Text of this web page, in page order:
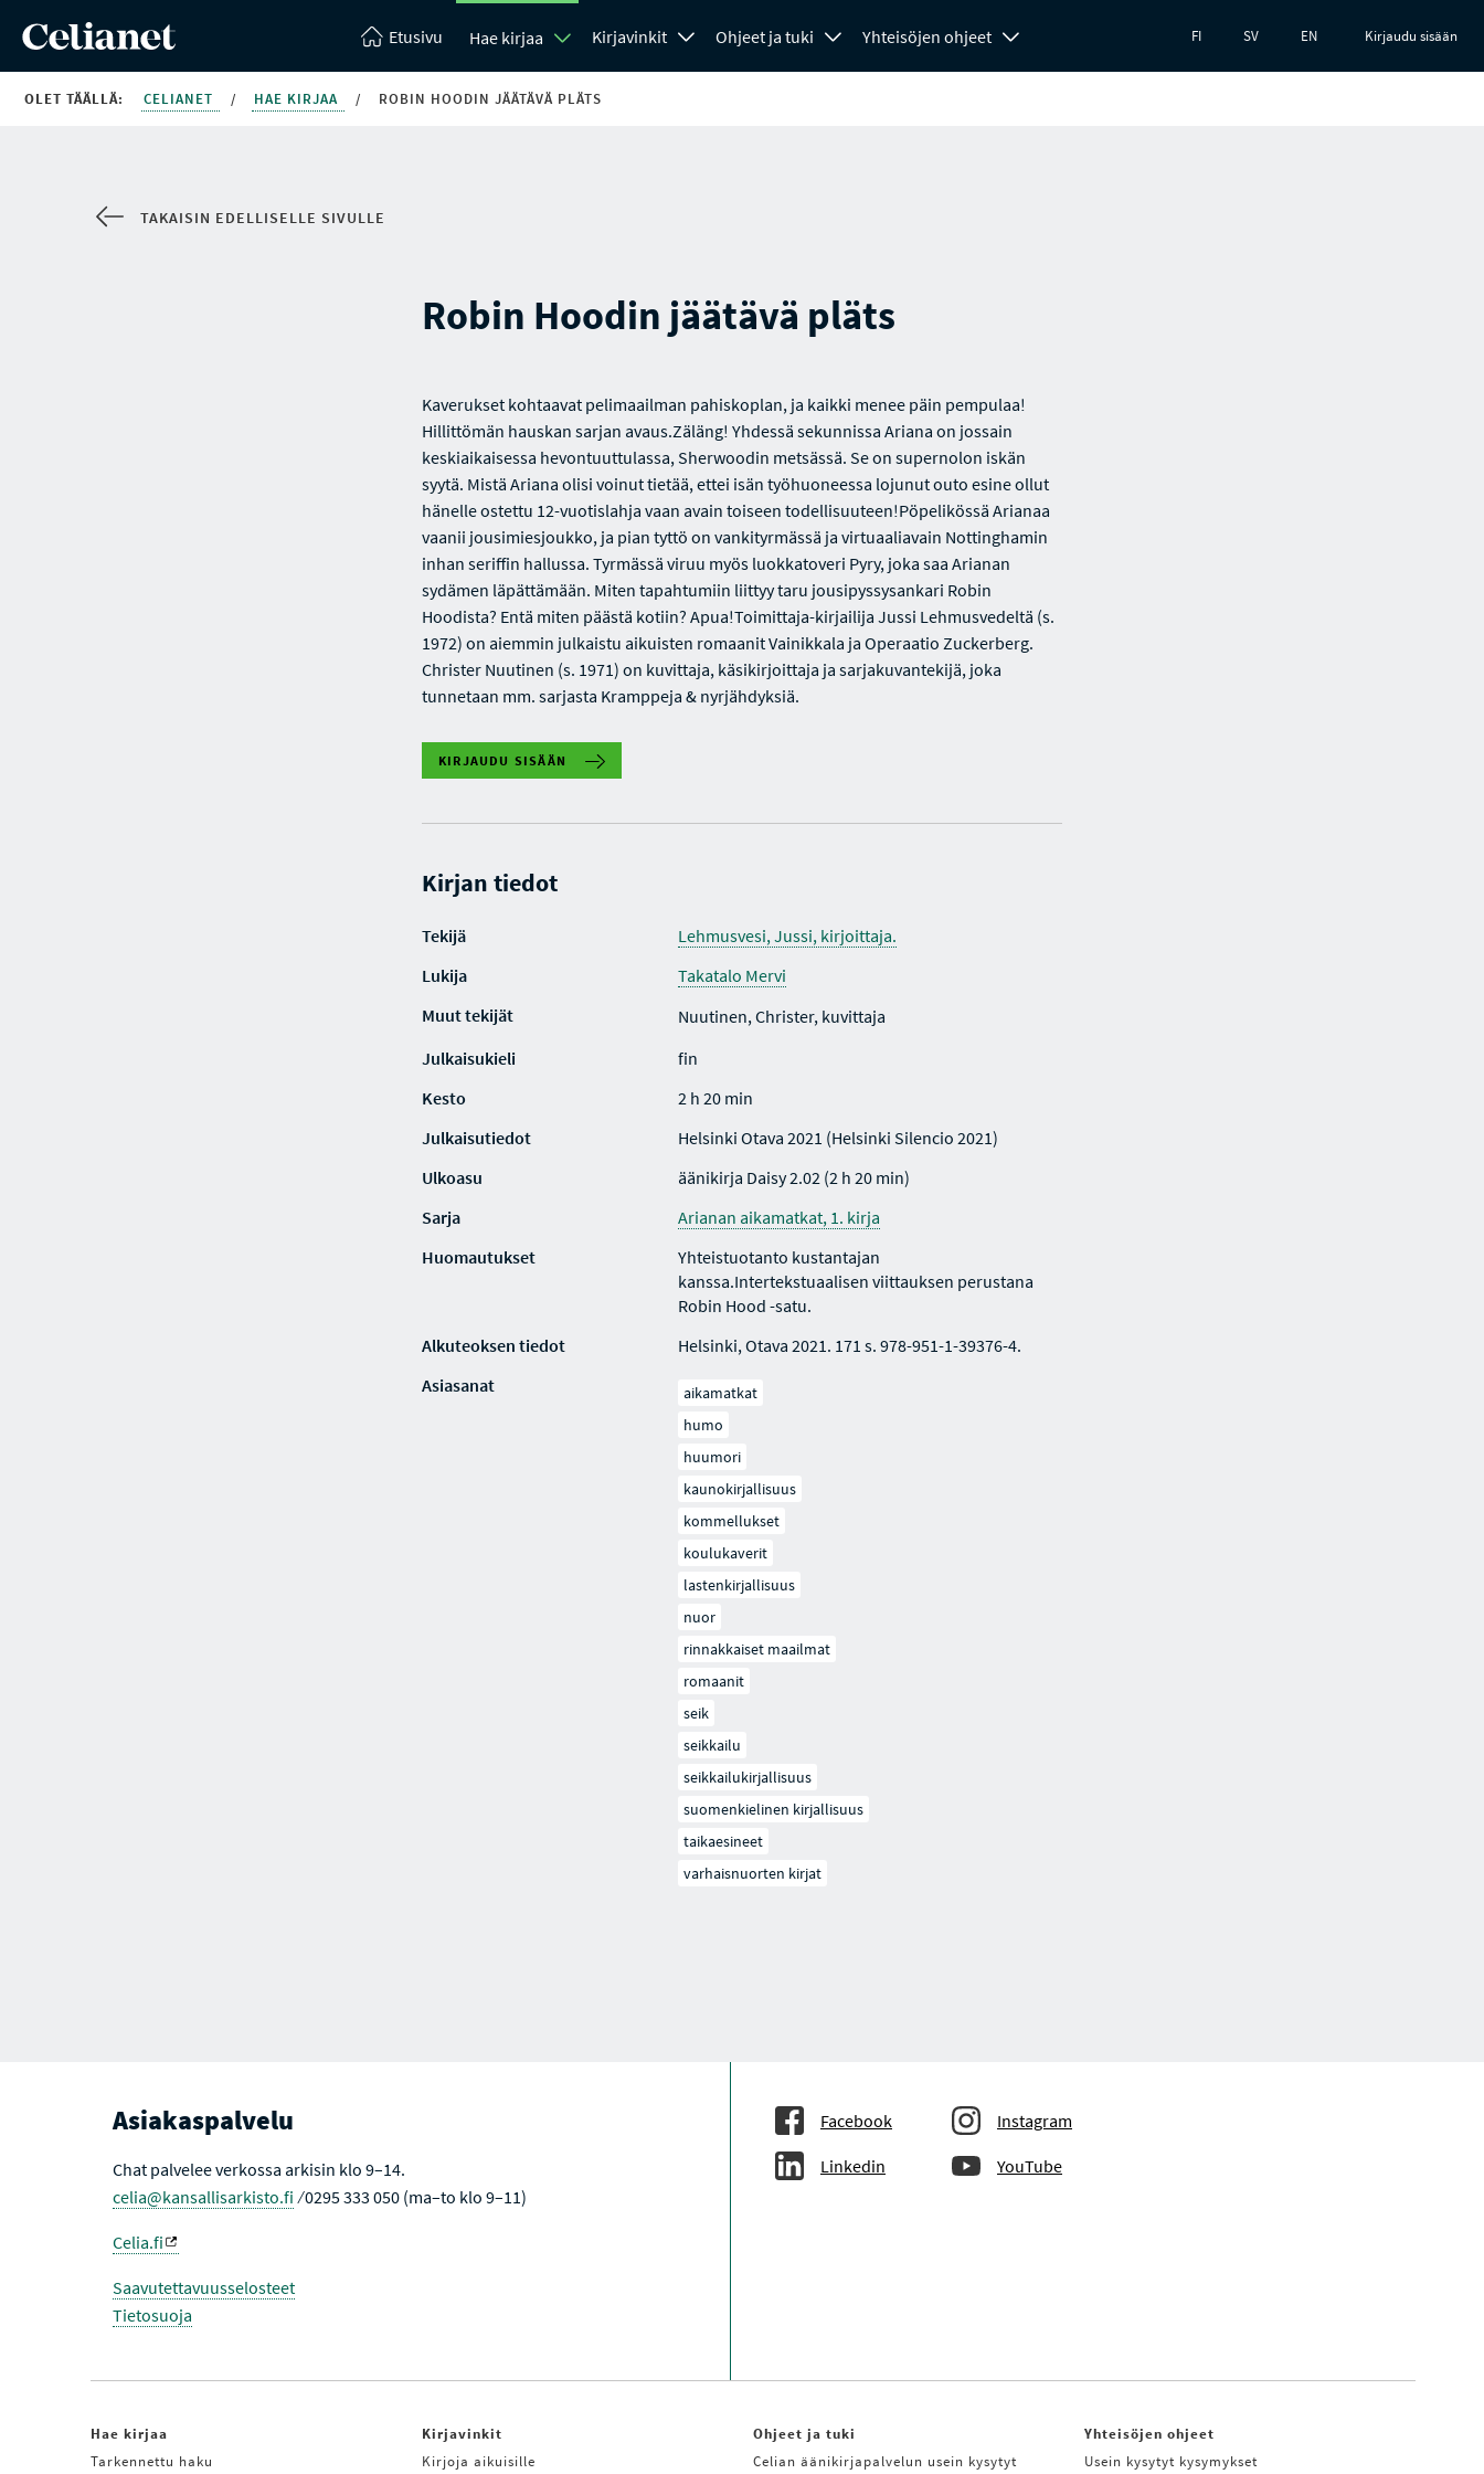
Etusivu Hae kirjaa Kirjavinkit Ohjeet ja tuki Yhteisöjen ohjeet FI SV EN Kirjaudu sisään
OLET TÄÄLLÄ: CELIANET / HAE KIRJAA / ROBIN HOODIN JÄÄTÄVÄ PLÄTS
TAKAISIN EDELLISELLE SIVULLE
Robin Hoodin jäätävä pläts
Kaverukset kohtaavat pelimaailman pahiskoplan, ja kaikki menee päin pempulaa!
Hillittömän hauskan sarjan avaus.Zäläng! Yhdessä sekunnissa Ariana on jossain
keskiaikaisessa hevontuuttulassa, Sherwoodin metsässä. Se on supernolon iskän
syytä. Mistä Ariana olisi voinut tietää, ettei isän työhuoneessa lojunut outo esine ollut
hänelle ostettu 12-vuotislahja vaan avain toiseen todellisuuteen!Pöpelikössä Arianaa
vaanii jousimiesjoukko, ja pian tyttö on vankityrmässä ja virtuaaliavain Nottinghamin
inhan seriffin hallussa. Tyrmässä viruu myös luokkatoveri Pyry, joka saa Arianan
sydämen läpättämään. Miten tapahtumiin liittyy taru jousipyssysankari Robin
Hoodista? Entä miten päästä kotiin? Apua!Toimittaja-kirjailija Jussi Lehmusvedeltä (s.
1972) on aiemmin julkaistu aikuisten romaanit Vainikkala ja Operaatio Zuckerberg.
Christer Nuutinen (s. 1971) on kuvittaja, käsikirjoittaja ja sarjakuvantekijä, joka
tunnetaan mm. sarjasta Kramppeja & nyrjähdyksiä.
KIRJAUDU SISÄÄN
Kirjan tiedot
Tekijä
Lehmusvesi, Jussi, kirjoittaja.
Lukija
Takatalo Mervi
Muut tekijät
Nuutinen, Christer, kuvittaja
Julkaisukieli
fin
Kesto
2 h 20 min
Julkaisutiedot
Helsinki Otava 2021 (Helsinki Silencio 2021)
Ulkoasu
äänikirja Daisy 2.02 (2 h 20 min)
Sarja
Arianan aikamatkat, 1. kirja
Huomautukset
Yhteistuotanto kustantajan
kanssa.Intertekstuaalisen viittauksen perustana
Robin Hood -satu.
Alkuteoksen tiedot
Helsinki, Otava 2021. 171 s. 978-951-1-39376-4.
Asiasanat
aikamatkat
humo
huumori
kaunokirjallisuus
kommellukset
koulukaverit
lastenkirjallisuus
nuor
rinnakkaiset maailmat
romaanit
seik
seikkailu
seikkailukirjallisuus
suomenkielinen kirjallisuus
taikaesineet
varhaisnuorten kirjat
Asiakaspalvelu
Chat palvelee verkossa arkisin klo 9–14.
celia@kansallisarkisto.fi ⁄ 0295 333 050 (ma–to klo 9–11)
Celia.fi
Saavutettavuusselosteet
Tietosuoja
Facebook Instagram
Linkedin YouTube
Hae kirjaa
Tarkennettu haku
Kirjavinkit
Kirjoja aikuisille
Ohjeet ja tuki
Celian äänikirjapalvelun usein kysytyt
Yhteisöjen ohjeet
Usein kysytyt kysymykset